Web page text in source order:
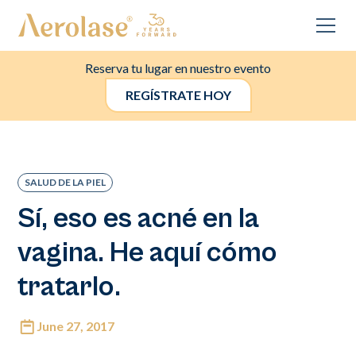
Reserva tu lugar en nuestro evento
REGÍSTRATE HOY
SALUD DE LA PIEL
Sí, eso es acné en la
vagina. He aquí cómo
tratarlo.
June 27, 2017